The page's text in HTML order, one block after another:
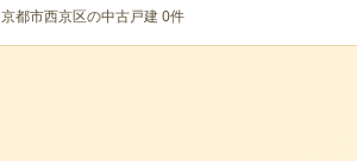
京都市西京区の中古戸建0件